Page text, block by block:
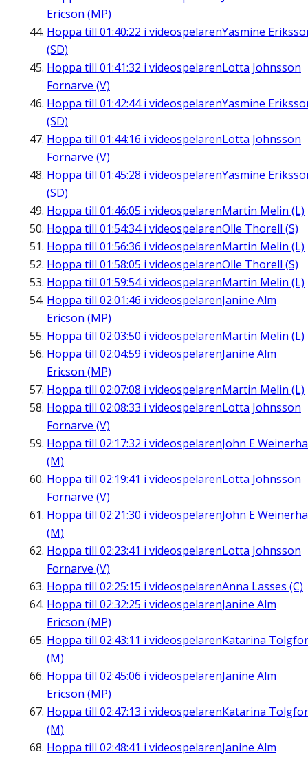
Ericson (MP)
Hoppa till 01:40:22 i videospelarenYasmine
(SD)
Hoppa till 01:41:32 i videospelarenLotta Johnsson
Fornarve (V)
Hoppa till 01:42:44i videospelarenYasmine
(SD)
Hoppa till 01:44:16 i videospelarenLotta Johnsson
Fornarve (V)
Hoppa till 01:45:28 i videospelarenYasmine
(SD)
Hoppa till 01:46:05 i videospelarenMartin Melin (L)
Hoppa till 01:54:34i videospelarenOlle Thorell (S)
Hoppa till 01:56:36 i videospelarenMartin Melin (L)
Hoppa till 01:58:05 i videospelarenOlle Thorell (S)
Hoppa till 01:59:54i videospelarenMartin Melin (L)
Hoppa till 02:01:46 i videospelarenJanine Alm
Ericson (MP)
Hoppa till 02:03:50 i videospelarenMartin Melin (L)
Hoppa till 02:04:59 i videospelarenJanine Alm
Ericson (MP)
Hoppa till 02:07:08 i videospelarenMartin Melin (L)
Hoppa till 02:08:33 i videospelarenLotta Johnsson
Fornarve (V)
Hoppa till 02:17:32 i videospelarenJohn E
(M)
Hoppa till 02:19:41 i videospelarenLotta Johnsson
Fornarve (V)
Hoppa till 02:21:30 i videospelarenJohn E
(M)
Hoppa till 02:23:41 i videospelarenLotta Johnsson
Fornarve (V)
Hoppa till 02:25:15 i videospelarenAnna Lasses (C)
Hoppa till 02:32:25 i videospelarenJanine Alm
Ericson (MP)
Hoppa till 02:43:11 i videospelarenKatarina
(M)
Hoppa till 02:45:06 i videospelarenJanine Alm
Ericson (MP)
Hoppa till 02:47:13 i videospelarenKatarina
(M)
Hoppa till 02:48:41 i videospelarenJanine Alm